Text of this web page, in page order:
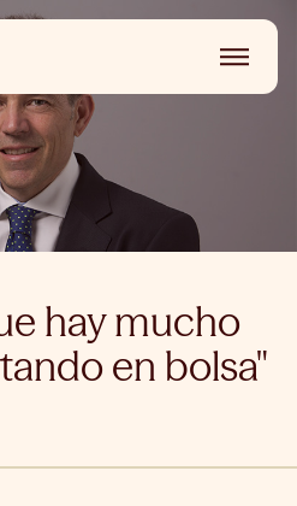
hay mucho
en bolsa"